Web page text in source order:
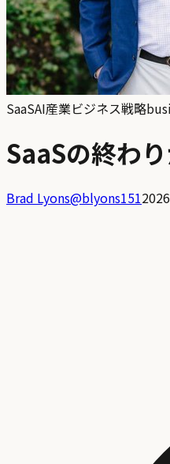
SaaSAI産業ビジネス戦略
SaaSの終わ
Brad Lyons@blyons151